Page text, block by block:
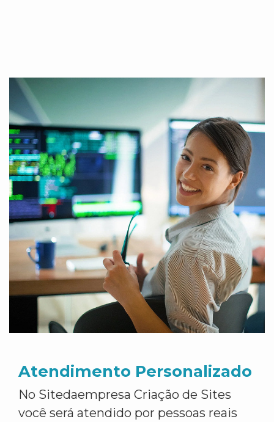
Atendimento Personalizado
No Sitedaempresa Criação de Sites
você será atendido por pessoas reais